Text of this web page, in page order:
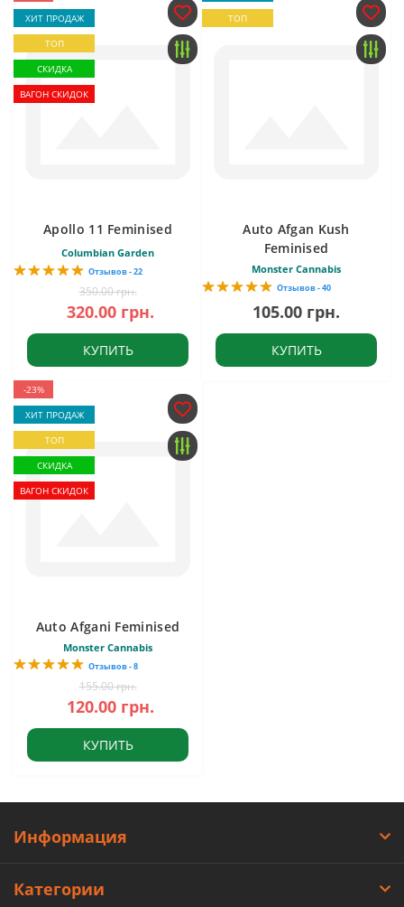
ХИТ ПРОДАЖ
ТОП
СКИДКА
ВАГОН СКИДОК
Apollo 11 Feminised
Columbian Garden
Отзывов - 22
350.00 грн.
320.00 грн.
КУПИТЬ
ТОП
Auto Afgan Kush
Feminised
Monster Cannabis
Отзывов - 40
105.00 грн.
КУПИТЬ
-23%
ХИТ ПРОДАЖ
ТОП
СКИДКА
ВАГОН СКИДОК
Auto Afgani Feminised
Monster Cannabis
Отзывов - 8
155.00 грн.
120.00 грн.
КУПИТЬ
Информация
Категории